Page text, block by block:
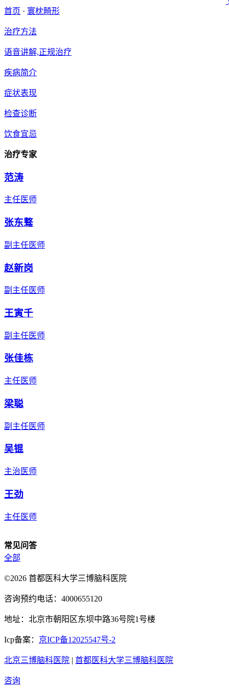
首页 · 寰枕畸形
治疗方法
语音讲解,正规治疗
疾病简介
症状表现
检查诊断
饮食宜忌
治疗专家
范涛
主任医师
张东骜
副主任医师
赵新岗
副主任医师
王寅千
副主任医师
张佳栋
主任医师
梁聪
副主任医师
吴锟
主治医师
王劲
主任医师
常见问答
全部
©2026 首都医科大学三博脑科医院
咨询预约电话：4000655120
地址：北京市朝阳区东坝中路36号院1号楼
Icp备案： 京ICP备12025547号-2
北京三博脑科医院 | 首都医科大学三博脑科医院
咨询